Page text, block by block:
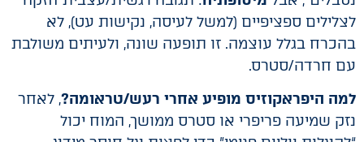
לצלילים ספציפיים (למשל לעיסה, נקישות עט), לא
בהכרח בגלל עוצמה. זו תופעה שונה, ולעיתים משולבת
עם חרדה/סטרס.
למה היפראקוזיס מופיע אחרי רעש/טראומה?, לאחר
נזק שמיעה פריפרי או סטרס ממושך, המוח יכול